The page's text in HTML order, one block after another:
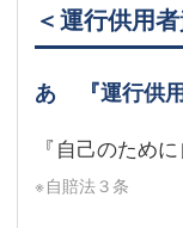
川口事務所（埼
お問い合せフォーム
＜運行供用
あ 『運行供
『自己のため
※自賠法３条